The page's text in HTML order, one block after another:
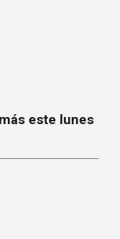
este lunes